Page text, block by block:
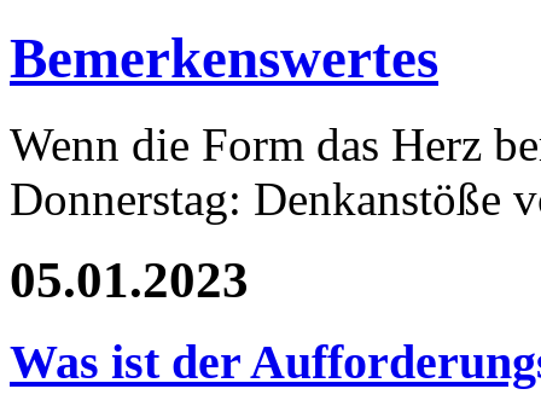
Bemerkenswertes
Wenn die Form das Herz
Donnerstag: Denkanstöße
05.01.2023
Was ist der